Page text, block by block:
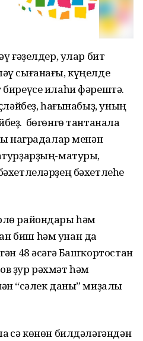
ғәҙелдер, улар бит
сығанағы, күңелде
илаһи фәрештә.
һағынабыҙ, уның
Ә бөгөнгө тантанала
наградалар менән
матуры,
бәхетлеһе
райондары һәм
биш һәм унан да
48 әсәгә Башҡортостан
ҙур рәхмәт һәм
“Әсәлек даны” миҙалы
көнөн билдәләгәндән